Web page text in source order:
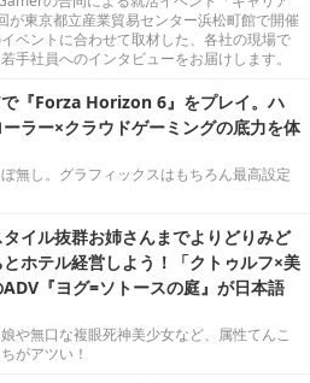
が東京都立産業貿易センター浜松町館で開催
ベントに合わせて取材した、各社の現場で
手社員へのインタビューをお届けします。
『Forza Horizon 6』をプレイ。ハ
ラー×クラウドゲーミングの底力を体
無し。グラフィックスはもちろん最高設定
イル抜群お姉さんまでよりどりみど
ホテル経営しよう！「クトゥルフ×美
『ヨグ=ソトースの庭』が日本語
や無口な複眼死神美少女など、属性てんこ
がアツい！